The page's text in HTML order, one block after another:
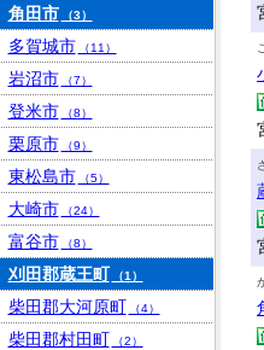
角田市 （3）
多賀城市 （11）
岩沼市 （7）
登米市 （8）
栗原市 （9）
東松島市 （5）
大崎市 （24）
富谷市 （8）
刈田郡蔵王町 （1）
柴田郡大河原町 （4）
柴田郡村田町 （2）